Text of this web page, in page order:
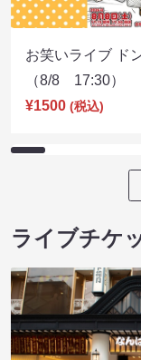
お笑いライブ ド
（8/8 17:30）
¥1500 (税込)
ライブチケ